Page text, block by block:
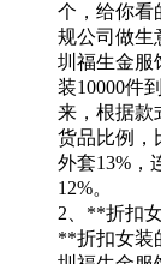
个，给你看
规公司做生
圳福生金服
装10000件
来，根据款
货品比例，
外套13%，
12%。
2、**折扣
**折扣女装